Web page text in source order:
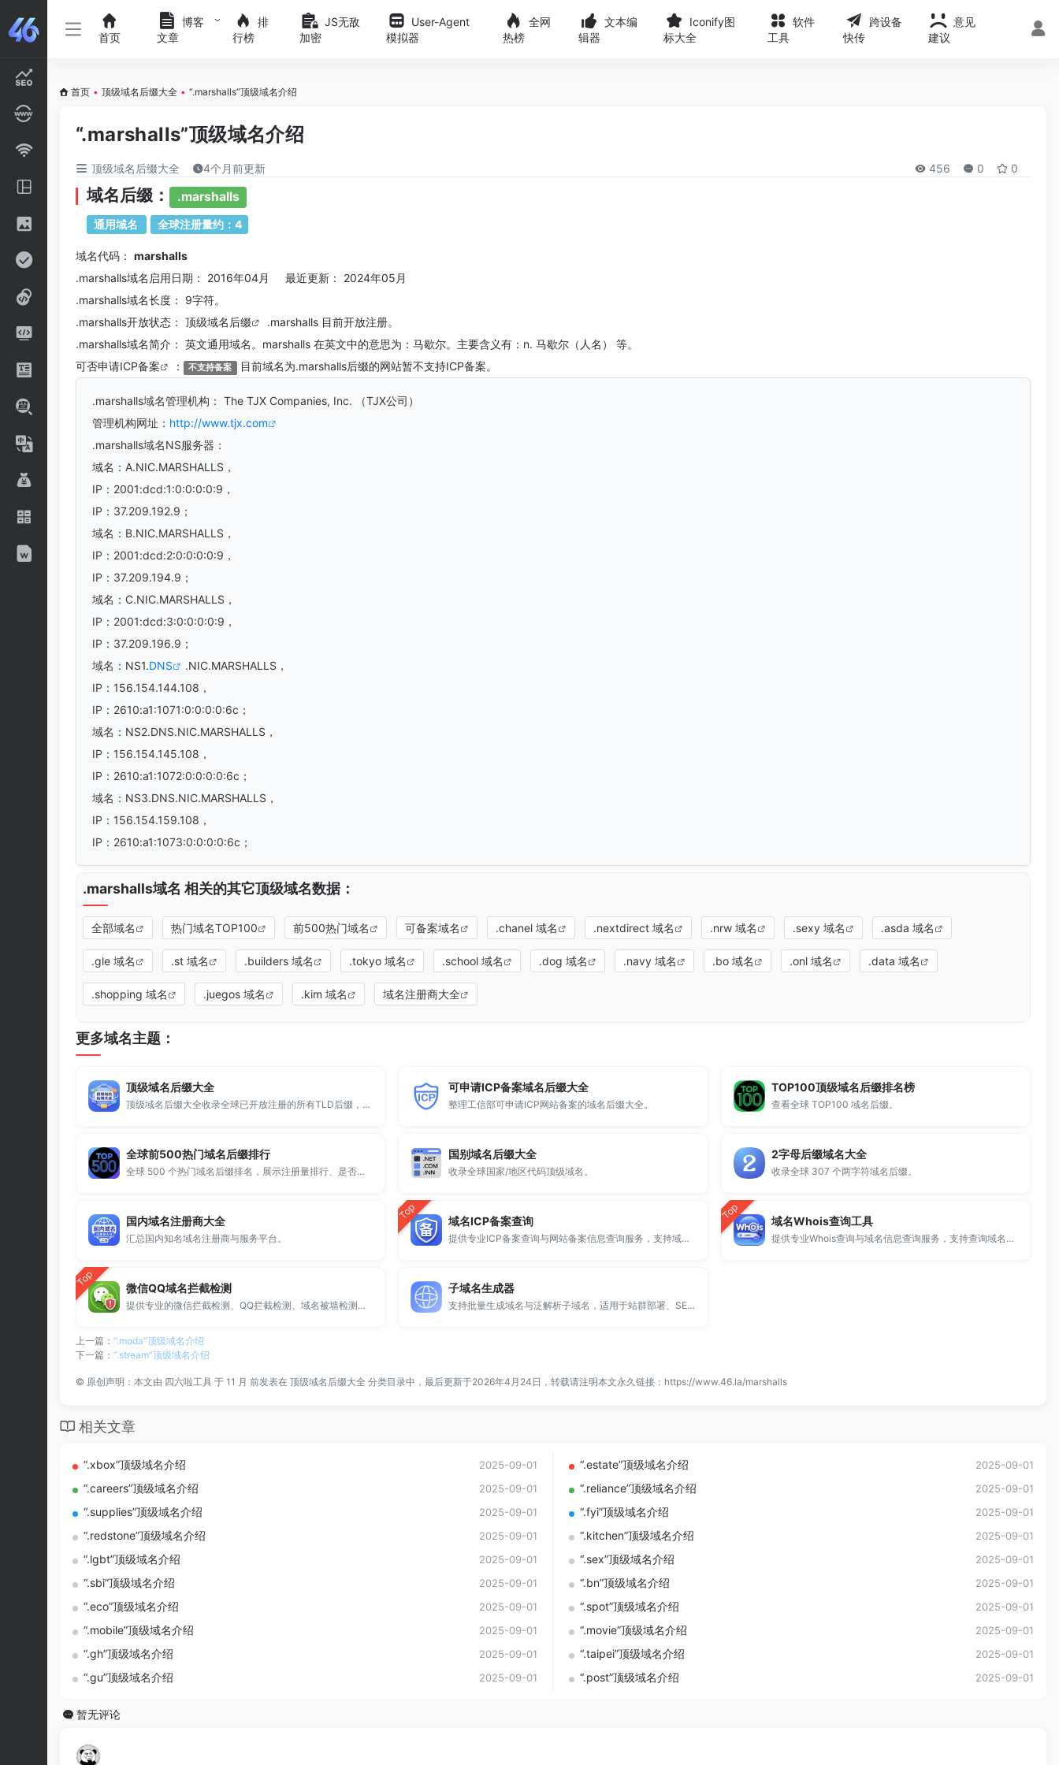
首页
博客
文章
排
行榜
JS无敌
加密
User-Agent
模拟器
全网
热榜
文本编
辑器
Iconify图
标大全
软件
工具
跨设备
快传
意见
建议
首页 • 顶级域名后缀大全 • “.marshalls”顶级域名介绍
“.marshalls”顶级域名介绍
顶级域名后缀大全 4个月前更新 456 0 0
域名后缀： .marshalls
通用域名 全球注册量约：4
域名代码： marshalls
.marshalls域名 启用日期： 2016年04月 最近更新： 2024年05月
.marshalls域名长度： 9字符。
.marshalls开放状态： 顶级域名后缀
.marshalls 目前开放注册。
.marshalls域名简介： 英文通用域名。marshalls 在英文中的意思为：马歇尔。主要含义有：n. 马歇尔（人名） 等。
可否申请ICP备案 ： 不支持备案 目前域名为.marshalls后缀的网站暂不支持ICP备案。
.marshalls域名管理机构： The TJX Companies, Inc. （TJX公司）
管理机构网址： http://www.tjx.com
.marshalls域名NS服务器：
域名：A.NIC.MARSHALLS，
IP：2001:dcd:1:0:0:0:0:9，
IP：37.209.192.9；
域名：B.NIC.MARSHALLS，
IP：2001:dcd:2:0:0:0:0:9，
IP：37.209.194.9；
域名：C.NIC.MARSHALLS，
IP：2001:dcd:3:0:0:0:0:9，
IP：37.209.196.9；
域名：NS1.DNS
.NIC.MARSHALLS，
IP：156.154.144.108，
IP：2610:a1:1071:0:0:0:0:6c；
域名：NS2.DNS.NIC.MARSHALLS，
IP：156.154.145.108，
IP：2610:a1:1072:0:0:0:0:6c；
域名：NS3.DNS.NIC.MARSHALLS，
IP：156.154.159.108，
IP：2610:a1:1073:0:0:0:0:6c；
.marshalls域名 相关的其它顶级域名数据：
全部域名 热门域名TOP100 前500热门域名 可备案域名 .chanel 域名 .nextdirect 域名 .nrw 域名 .sexy 域名 .asda 域名
.gle 域名 .st 域名 .builders 域名 .tokyo 域名 .school 域名 .dog 域名 .navy 域名 .bo 域名 .onl 域名 .data 域名
.shopping 域名 .juegos 域名 .kim 域名 域名注册商大全
更多域名主题：
顶级域名后缀大全
顶级域名后缀大全收录全球已开放注册的所有TLD后缀，包括gTLD、ccTLD、品牌域名后缀等。
可申请ICP备案域名后缀大全
整理工信部可申请ICP网站备案的域名后缀大全。
TOP100顶级域名后缀排名榜
查看全球 TOP100 域名后缀。
全球前500热门域名后缀排行
全球 500 个热门域名后缀排名，展示注册量排行、是否可备案、适用范围与用途简介，帮助企业与个人在 2025 年快速选择合适的顶级域名。
国别域名后缀大全
收录全球国家/地区代码顶级域名。
2字母后缀域名大全
收录全球 307 个两字符域名后缀。
国内域名注册商大全
汇总国内知名域名注册商与服务平台。
Top 域名ICP备案查询
提供专业ICP备案查询与网站备案信息查询服务，支持域名备案号查询、网站是否备案检测及备案信息快速获取，适用于站长工具、域名检测与SEO分析。
Top 域名Whois查询工具
提供专业Whois查询与域名信息查询服务，支持查询域名注册信息、注册商、到期时间及DNS记录，适用于域名检测、SEO分析及站长工具使用。
Top 微信QQ域名拦截检测
提供专业的微信拦截检测、QQ拦截检测、域名被墙检测服务，一键查询网站是否被封、被拦截或被限制访问。
子域名生成器
支持批量生成域名与泛解析子域名，适用于站群部署、SEO测试与开发环境使用。
上一篇： “.moda”顶级域名介绍
下一篇： “.stream”顶级域名介绍
© 原创声明：本文由 四六啦工具 于 11 月 前发表在 顶级域名后缀大全 分类目录中，最后更新于2026年4月24日，转载请注明本文永久链接： https://www.46.la/marshalls
相关文章
“.xbox”顶级域名介绍 2025-09-01 “.estate”顶级域名介绍 2025-09-01
“.careers”顶级域名介绍 2025-09-01 “.reliance”顶级域名介绍 2025-09-01
“.supplies”顶级域名介绍 2025-09-01 “.fyi”顶级域名介绍 2025-09-01
“.redstone”顶级域名介绍 2025-09-01 “.kitchen”顶级域名介绍 2025-09-01
“.lgbt”顶级域名介绍 2025-09-01 “.sex”顶级域名介绍 2025-09-01
“.sbi”顶级域名介绍 2025-09-01 “.bn”顶级域名介绍 2025-09-01
“.eco”顶级域名介绍 2025-09-01 “.spot”顶级域名介绍 2025-09-01
“.mobile”顶级域名介绍 2025-09-01 “.movie”顶级域名介绍 2025-09-01
“.gh”顶级域名介绍 2025-09-01 “.taipei”顶级域名介绍 2025-09-01
“.gu”顶级域名介绍 2025-09-01 “.post”顶级域名介绍 2025-09-01
暂无评论